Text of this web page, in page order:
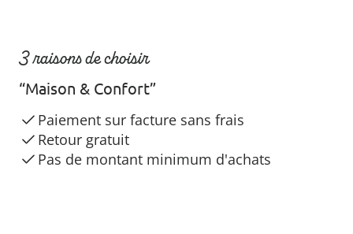
3 raisons de choisir
“Maison & Confort”
Paiement sur facture sans frais
Retour gratuit
Pas de montant minimum d'achats